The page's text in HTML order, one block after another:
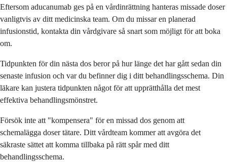
Eftersom aducanumab ges på en vårdinrättning hanteras missade doser
vanligtvis av ditt medicinska team. Om du missar en planerad
infusionstid, kontakta din vårdgivare så snart som möjligt för att boka
om.
Tidpunkten för din nästa dos beror på hur länge det har gått sedan din
senaste infusion och var du befinner dig i ditt behandlingsschema. Din
läkare kan justera tidpunkten något för att upprätthålla det mest
effektiva behandlingsmönstret.
Försök inte att "kompensera" för en missad dos genom att
schemalägga doser tätare. Ditt vårdteam kommer att avgöra det
säkraste sättet att komma tillbaka på rätt spår med ditt
behandlingsschema.